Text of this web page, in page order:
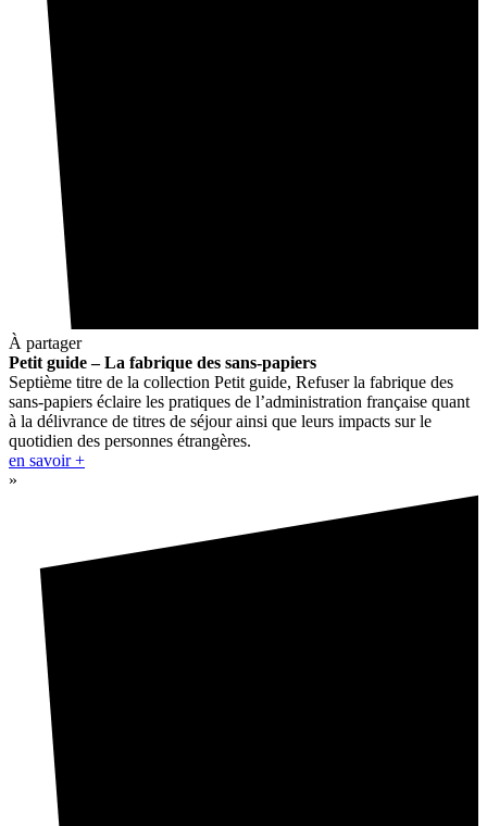
À partager
Petit guide – La fabrique des sans-papiers
Septième titre de la collection Petit guide, Refuser la fabrique des
sans-papiers éclaire les pratiques de l’administration française quant
à la délivrance de titres de séjour ainsi que leurs impacts sur le
quotidien des personnes étrangères.
en savoir +
»